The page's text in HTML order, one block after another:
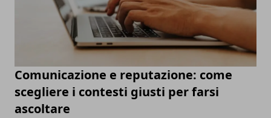
Comunicazione e reputazione: come
scegliere i contesti giusti per farsi
ascoltare